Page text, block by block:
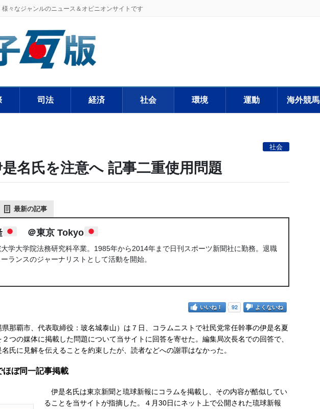
々なジャンルのニュース＆オピニオンサイトです
司法 経済 社会 環境 運動 海外競馬
社会
名氏を注意へ 記事二重使用問題
最新の記事
＠東京 Tokyo
学大学院法務研究科卒業。1985年から2014年まで日刊スポーツ新聞社に勤務。退職
ランスのジャーナリストとして活動を開始。
いいね！ 92 よくないね
那覇市、代表取締役：玻名城泰山）は７日、コラムニストで社民党常任幹事の伊是名夏
つの媒体に掲載した問題について当サイトに回答を寄せた。編集局次長名での回答で、
氏に見解を伝えることを約束したが、読者などへの謝罪はなかった。
ほぼ同一記事掲載
伊是名氏は東京新聞と琉球新報にコラムを掲載し、その内容が酷似してい
ることを当サイトが指摘した。４月30日にネット上で公開された琉球新報